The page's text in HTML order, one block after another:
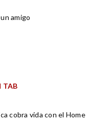
amigo
TAB
cobra vida con el Home